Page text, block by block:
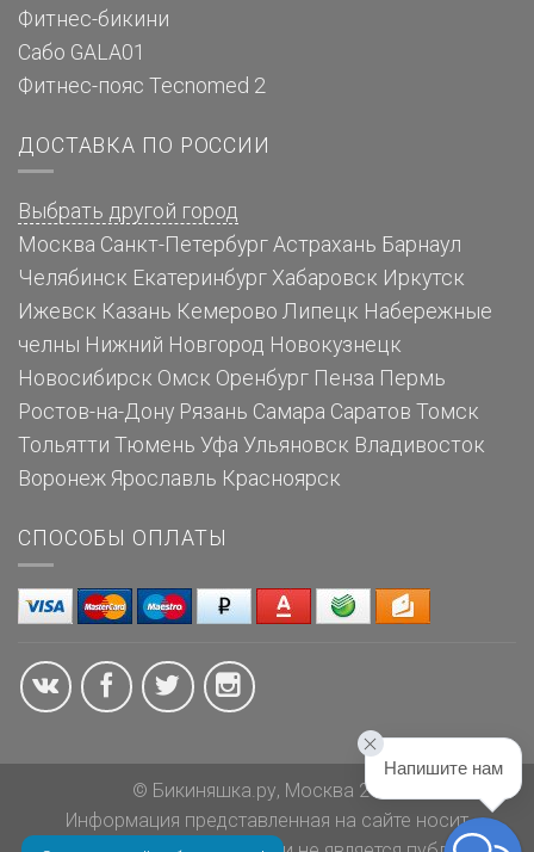
Фитнес-бикини
Сабо GALA01
Фитнес-пояс Tecnomed 2
ДОСТАВКА ПО РОССИИ
Выбрать другой город
Москва Санкт-Петербург Астрахань Барнаул
Челябинск Екатеринбург Хабаровск Иркутск
Ижевск Казань Кемерово Липецк Набережные
челны Нижний Новгород Новокузнецк
Новосибирск Омск Оренбург Пенза Пермь
Ростов-на-Дону Рязань Самара Саратов Томск
Тольятти Тюмень Уфа Ульяновск Владивосток
Воронеж Ярославль Красноярск
СПОСОБЫ ОПЛАТЫ
© Бикиняшка.ру, Москва 2026
Информация представленная на сайте носит
Напишите нам